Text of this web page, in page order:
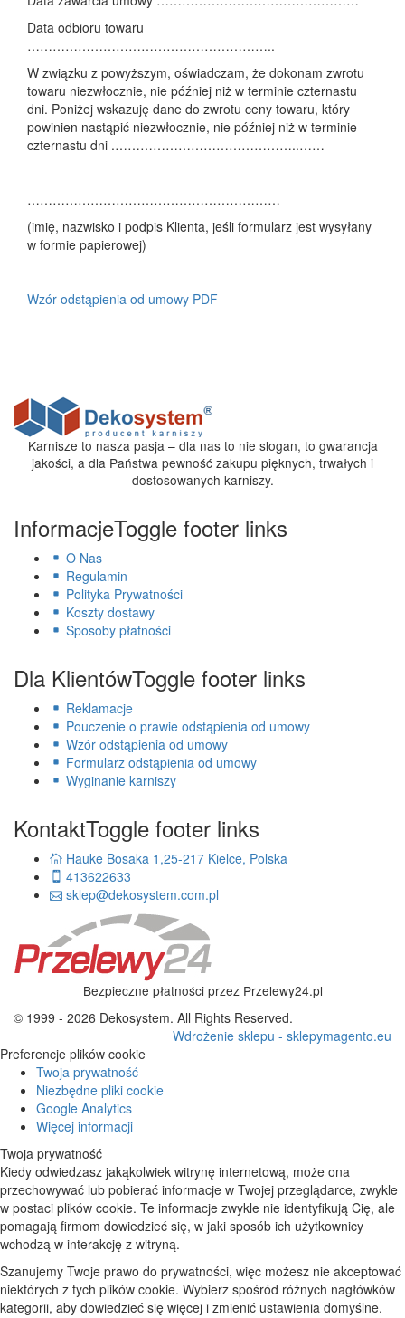
Data odbioru towaru
…………………………………………………..
W związku z powyższym, oświadczam, że dokonam zwrotu
towaru niezwłocznie, nie później niż w terminie czternastu
dni. Poniżej wskazuję dane do zwrotu ceny towaru, który
powinien nastąpić niezwłocznie, nie później niż w terminie
czternastu dni .……………………………………..……
……………………………………………………
(imię, nazwisko i podpis Klienta, jeśli formularz jest wysyłany
w formie papierowej)
Wzór odstąpienia od umowy PDF
Karnisze to nasza pasja – dla nas to nie slogan, to gwarancja
jakości, a dla Państwa pewność zakupu pięknych, trwałych i
dostosowanych karniszy.
InformacjeToggle footer links
O Nas
Regulamin
Polityka Prywatności
Koszty dostawy
Sposoby płatności
Dla KlientówToggle footer links
Reklamacje
Pouczenie o prawie odstąpienia od umowy
Wzór odstąpienia od umowy
Formularz odstąpienia od umowy
Wyginanie karniszy
KontaktToggle footer links
Hauke Bosaka 1,25-217 Kielce, Polska
413622633
sklep@dekosystem.com.pl
Bezpieczne płatności przez Przelewy24.pl
© 1999 - 2026 Dekosystem. All Rights Reserved.
Wdrożenie sklepu - sklepymagento.eu
Preferencje plików cookie
Twoja prywatność
Niezbędne pliki cookie
Google Analytics
Więcej informacji
Twoja prywatność
Kiedy odwiedzasz jakąkolwiek witrynę internetową, może ona
przechowywać lub pobierać informacje w Twojej przeglądarce, zwykle
w postaci plików cookie. Te informacje zwykle nie identyfikują Cię, ale
pomagają firmom dowiedzieć się, w jaki sposób ich użytkownicy
wchodzą w interakcję z witryną.
Szanujemy Twoje prawo do prywatności, więc możesz nie akceptować
niektórych z tych plików cookie. Wybierz spośród różnych nagłówków
kategorii, aby dowiedzieć się więcej i zmienić ustawienia domyślne.